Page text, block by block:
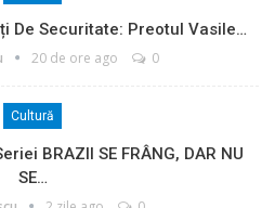
De Securitate: Preotul Vasile…
20 de ore ago 0
Cultură
BRAZII SE FRÂNG, DAR NU
SE…